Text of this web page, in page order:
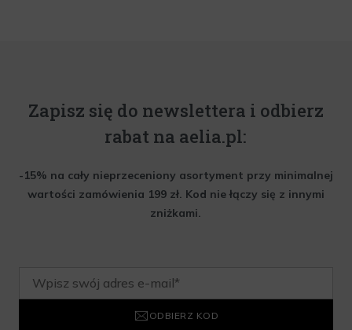
Zapisz się do newslettera i odbierz
rabat na aelia.pl:
-15% na cały nieprzeceniony asortyment przy minimalnej
wartości zamówienia 199 zł. Kod nie łączy się z innymi
zniżkami.
ODBIERZ KOD